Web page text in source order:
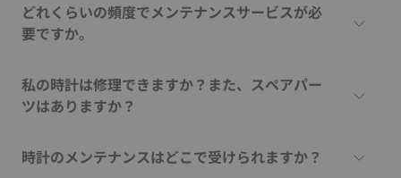
どれくらいの頻度でメンテナンスサービスが必
要ですか。
私の時計は修理できますか？また、スペアパー
ツはありますか？
時計のメンテナンスはどこで受けられますか？